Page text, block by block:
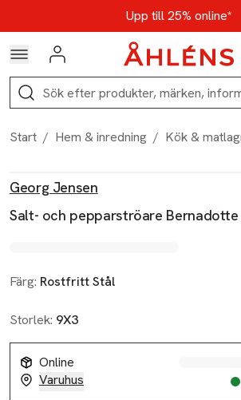
Hoppa till navigationsmenynUpp till 25% online*
Kod: AUG25 - Shoppa nu
Logga in
Sök
Start / Hem & inredning / Kök &
Georg Jensen
Salt- och pepparströare Bernadotte
Färg: Rostfritt Stål
Storlek: 9X3
Online
Varuhus